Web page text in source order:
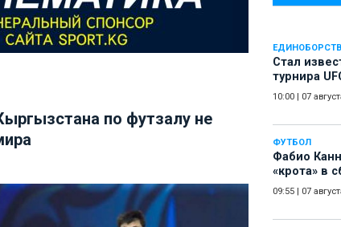
Стал
турнира
10:00 07
ФУТБОЛ
Фабио
«крота» в
09:55 07
по футзалу не